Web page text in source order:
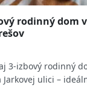
rodinný dom
3-izbový rodinný
Jarkovej ulici –
si do